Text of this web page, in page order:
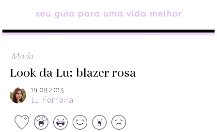
Moda
Look da Lu: blazer rosa
19.09.2013
Lu Ferreira